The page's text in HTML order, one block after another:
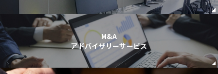
M&A
アドバイザリーサービス